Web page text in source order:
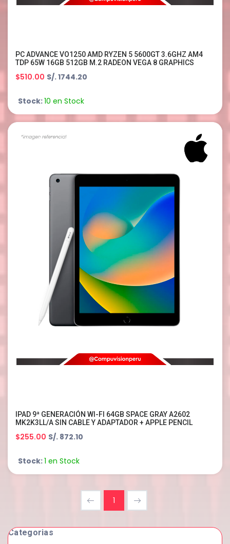
PC ADVANCE VO1250 AMD RYZEN 5 5600GT 3.6GHZ AM4
TDP 65W 16GB 512GB M.2 RADEON VEGA 8 GRAPHICS
$510.00 S/. 1744.20
Stock:10 en Stock
IPAD 9ª GENERACIÓN WI-FI 64GB SPACE GRAY A2602
MK2K3LL/A SIN CABLE Y ADAPTADOR + APPLE PENCIL
$255.00 S/. 872.10
Stock:1 en Stock
1
Categorias